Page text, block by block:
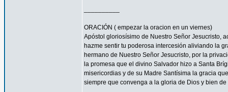
ORACIÓN ( empezar la oracion en un viernes)
Apóstol gloriosísimo de Nuestro Señor Jesucristo,
hazme sentir tu poderosa intercesión aliviando la
hermano de Nuestro Señor Jesucristo, por la
la promesa que el divino Salvador hizo a Santa
misericordias y de su Madre Santísima la gracia
siempre que convenga a la gloria de Dios y bien de